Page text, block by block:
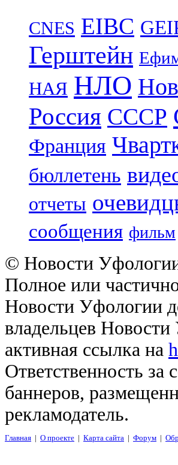
CNES EIBC
Герштейн
НАЯ НЛО
Россия СССР
Франция
бюллетень
отчеты
сообщения фильм
© Новости
Полное или
Новости Уфологии
владельцев
активная ссылка на
Ответственность
баннеров,
рекламодатель.
Главная | О проекте | Карта сайта | Форум |